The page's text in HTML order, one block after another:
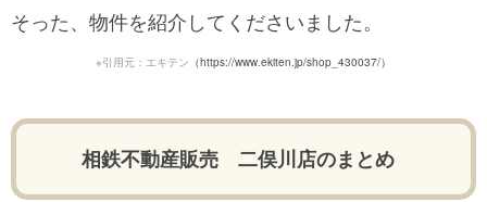
そった、物件を紹介してくださいました。
※引用元：エキテン （https://www.ekiten.jp/shop_430037/）
相鉄不動産販売 二俣川店のまとめ